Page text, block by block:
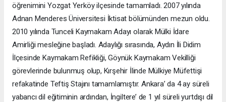
öğrenimini Yozgat Yerköy ilçesinde tamamladı. 2007 yılında
Adnan Menderes Üniversitesi İktisat bölümünden mezun oldu.
2010 yılında Tunceli Kaymakam Adayı olarak Mülki İdare
Amirliği mesleğine başladı. Adaylığı sırasında, Aydın İli Didim
İlçesinde Kaymakam Refikliği, Göynük Kaymakam Vekilliği
görevlerinde bulunmuş olup, Kırşehir İlinde Mülkiye Müfettişi
refakatinde Teftiş Stajını tamamlamıştır. Ankara’ da 4 ay süreli
yabancı dil eğitiminin ardından, İngiltere’ de 1 yıl süreli yurtdışı dil